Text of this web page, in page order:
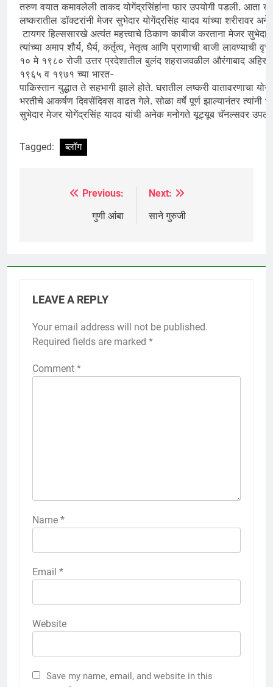
तरुण वयात कमावलेली ताकद योगेंद्रसिंहांना फार उपयोगी पडली. आता
लष्करातील डॉक्टरांनी मेजर सुभेदार योगेंद्रसिंह यादव यांच्या शरीरावर
टायगर हिल्ससारखे अत्यंत महत्त्वाचे ठिकाण काबीज करताना मेजर
त्यांच्या अमाप शौर्य, धैर्य, कर्तृत्व, नेतृत्व आणि प्राणाची बाजी
१० मे १९८० रोजी उत्तर प्रदेशातील बुलंद शहराजवळील औरंगाबाद
१९६५ व १९७१ च्या भारत-
पाकिस्तान युद्धात ते सहभागी झाले होते. घरातील लष्करी वातावरणाचा
भरतीचे आकर्षण दिवसेंदिवस वाढत गेले. सोळा वर्षे पूर्ण झाल्यानंतर
सुभेदार मेजर योगेंद्रसिंह यादव यांची अनेक मनोगते यूट्यूब चॅनल्सवर
Tagged: ब्लॉग
navigation
Previous:
गुणी आंबा
Next:
साने गुरुजी
LEAVE A REPLY
Your email address will not be published.
Required fields are marked *
Comment *
Name *
Email *
Website
Save my name, email, and website in this